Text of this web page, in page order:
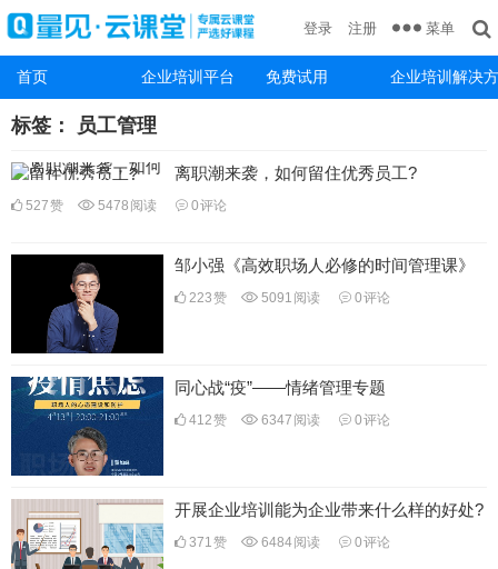
首页 企业培训平台 免费试用 企业培训解决
登录 注册 菜单
标签： 员工管理
离职潮来袭，如何留住优秀员工?
527赞 5478 阅读 0评论
邹小强《高效职场人必修的时间管理课》
223赞 5091 阅读 0评论
同心战“疫”——情绪管理专题
412赞 6347 阅读 0评论
开展企业培训能为企业带来什么样的好处?
371赞 6484阅读 0评论